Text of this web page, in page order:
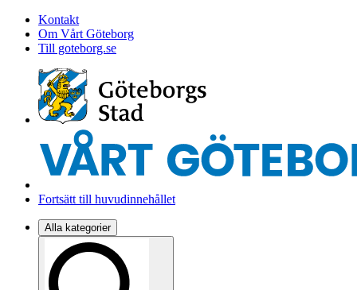
Kontakt
Om Vårt Göteborg
Till goteborg.se
Fortsätt till huvudinnehållet
Alla kategorier